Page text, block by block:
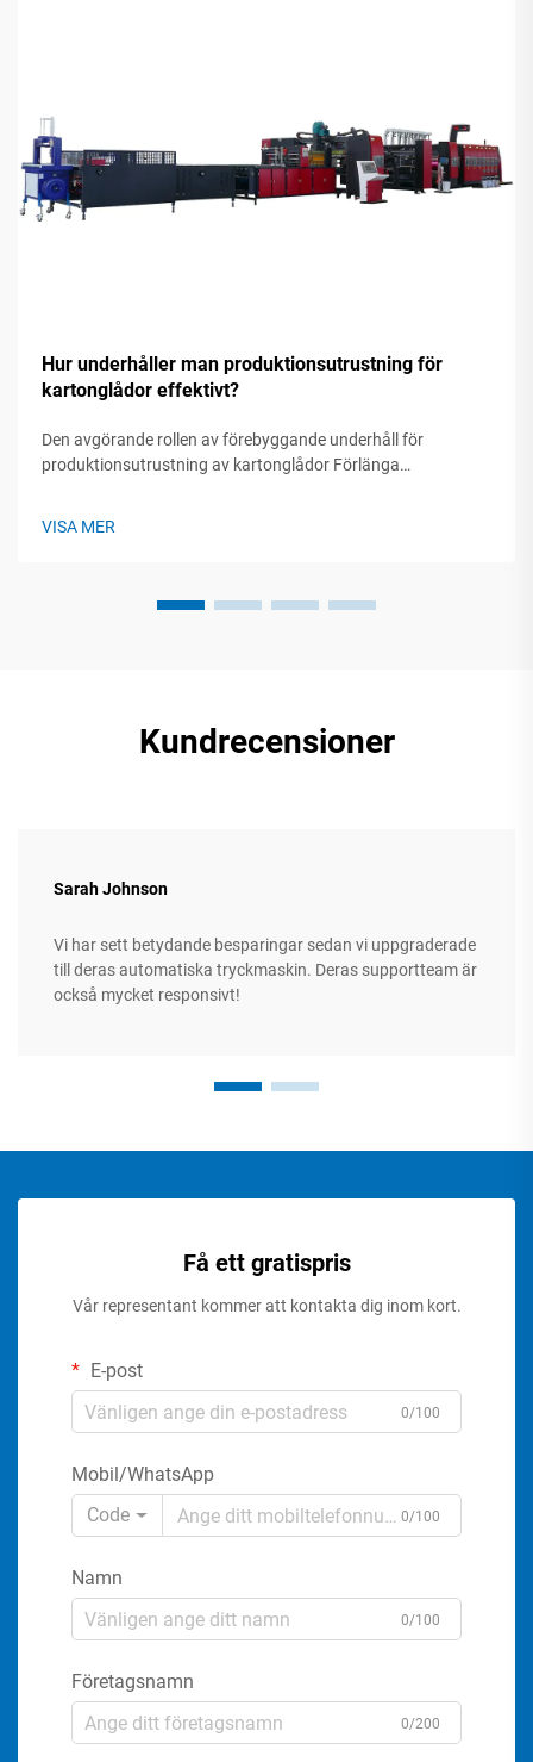
Hur underhåller man produktionsutrustning för
kartonglådor effektivt?
Den avgörande rollen av förebyggande underhåll för
produktionsutrustning av kartonglådor Förlänga
VISA MER
Kundrecensioner
Sarah Johnson
Vi har sett betydande besparingar sedan vi uppgraderade
till deras automatiska tryckmaskin. Deras supportteam är
också mycket responsivt!
Få ett gratispris
Vår representant kommer att kontakta dig inom kort.
E-post
0/100
Mobil/WhatsApp
Code
0/100
Namn
0/100
Företagsnamn
0/200